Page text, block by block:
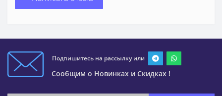
Подпишитесь на рассылку или
Сообщим о Новинках и Скидках !